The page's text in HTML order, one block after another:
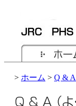
> ホーム > Q & A